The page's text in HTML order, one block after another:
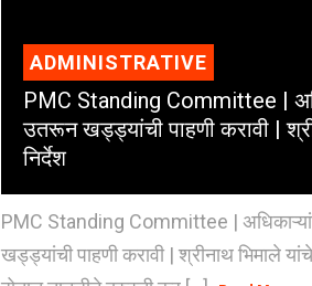
ADMINISTRATIVE
PMC Standing Committee |
उतरून खड्ड्यांची पाहणी करावी |
निर्देश
PMC Standing Committee |
खड्ड्यांची पाहणी करावी | श्रीनाथ भिमाले